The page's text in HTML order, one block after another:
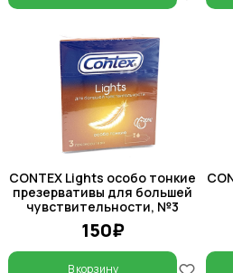
CONTEX Lights особо тонкие
презервативы для большей
чувствительности, №3
150₽
В корзину